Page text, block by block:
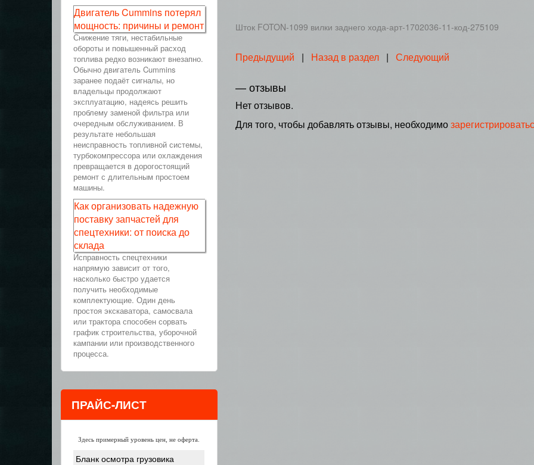
Шток FOTON-1099 вилки заднего хода-арт-1702036-11-код-275109
Предыдущий | Назад в раздел| Следующий
— отзывы
Нет отзывов.
Для того, чтобы добавлять отзывы, необходимо
Двигатель Cummins потерял
мощность: причины и ремонт
Снижение тяги, нестабильные
обороты и повышенный расход
топлива редко возникают внезапно.
Обычно двигатель Cummins
заранее подаёт сигналы, но
владельцы продолжают
эксплуатацию, надеясь решить
проблему заменой фильтра или
очередным обслуживанием. В
результате небольшая
неисправность топливной системы,
турбокомпрессора или охлаждения
превращается в дорогостоящий
ремонт с длительным простоем
машины.
Как организовать надежную
поставку запчастей для
спецтехники: от поиска до
склада
Исправность спецтехники
напрямую зависит от того,
насколько быстро удается
получить необходимые
комплектующие. Один день
простоя экскаватора, самосвала
или трактора способен сорвать
график строительства, уборочной
кампании или производственного
процесса.
ПРАЙС-ЛИСТ
Здесь примерный уровень цен, не оферта.
Бланк осмотра грузовика